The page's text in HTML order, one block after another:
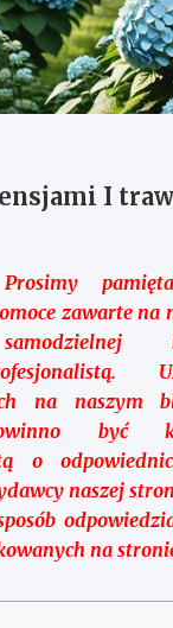
I
zawarte na
na naszym
być
o
naszej
na